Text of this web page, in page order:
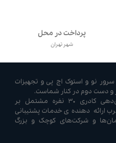
پرداخت در محل
شهر تهران
نو و استوک اچ پی و تجهیزات
و دست دوم در کنار شماست.
شرکت سرور سوییچ با سامان‌دهی کادری ۳۰ نفره مشتمل بر
دهنده‌ی خدمات پشتیبانی
و شرکت‌های کوچک و بزرگ